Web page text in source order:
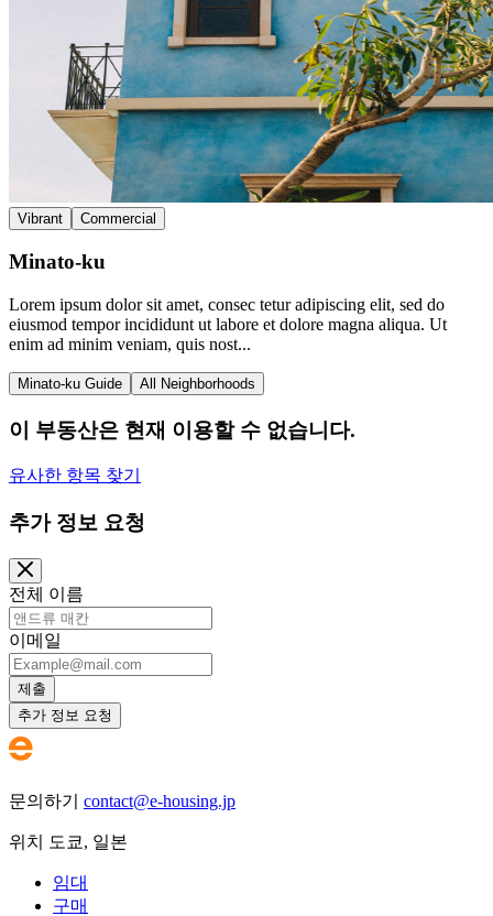
Vibrant Commercial
Minato-ku
Lorem ipsum dolor sit amet, consec tetur adipiscing elit, sed do
eiusmod tempor incididunt ut labore et dolore magna aliqua. Ut
enim ad minim veniam, quis nost...
Minato-ku Guide All Neighborhoods
이 부동산은 현재 이용할 수 없습니다.
유사한 항목 찾기
추가 정보 요청
전체 이름
이메일
제출
추가 정보 요청
문의하기 contact@e-housing.jp
위치 도쿄, 일본
임대
구매